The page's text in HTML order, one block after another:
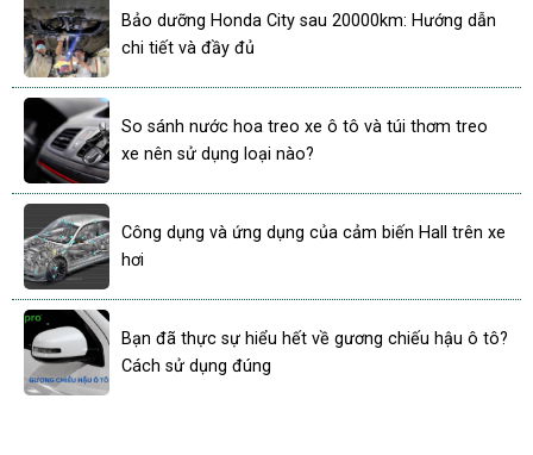
Bảo dưỡng Honda City sau 20000km: Hướng dẫn
chi tiết và đầy đủ
So sánh nước hoa treo xe ô tô và túi thơm treo
xe nên sử dụng loại nào?
Công dụng và ứng dụng của cảm biến Hall trên xe
hơi
Bạn đã thực sự hiểu hết về gương chiếu hậu ô tô?
Cách sử dụng đúng